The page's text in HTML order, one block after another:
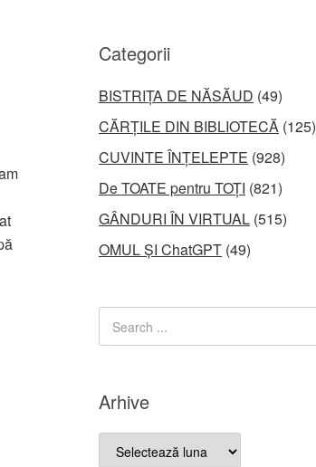
Categorii
BISTRIȚA DE NĂSĂUD (49)
CĂRȚILE DIN BIBLIOTECĂ (125)
CUVINTE ÎNȚELEPTE (928)
De TOATE pentru TOȚI (821)
GÂNDURI ÎN VIRTUAL (515)
OMUL ȘI ChatGPT (49)
Arhive
Arhive